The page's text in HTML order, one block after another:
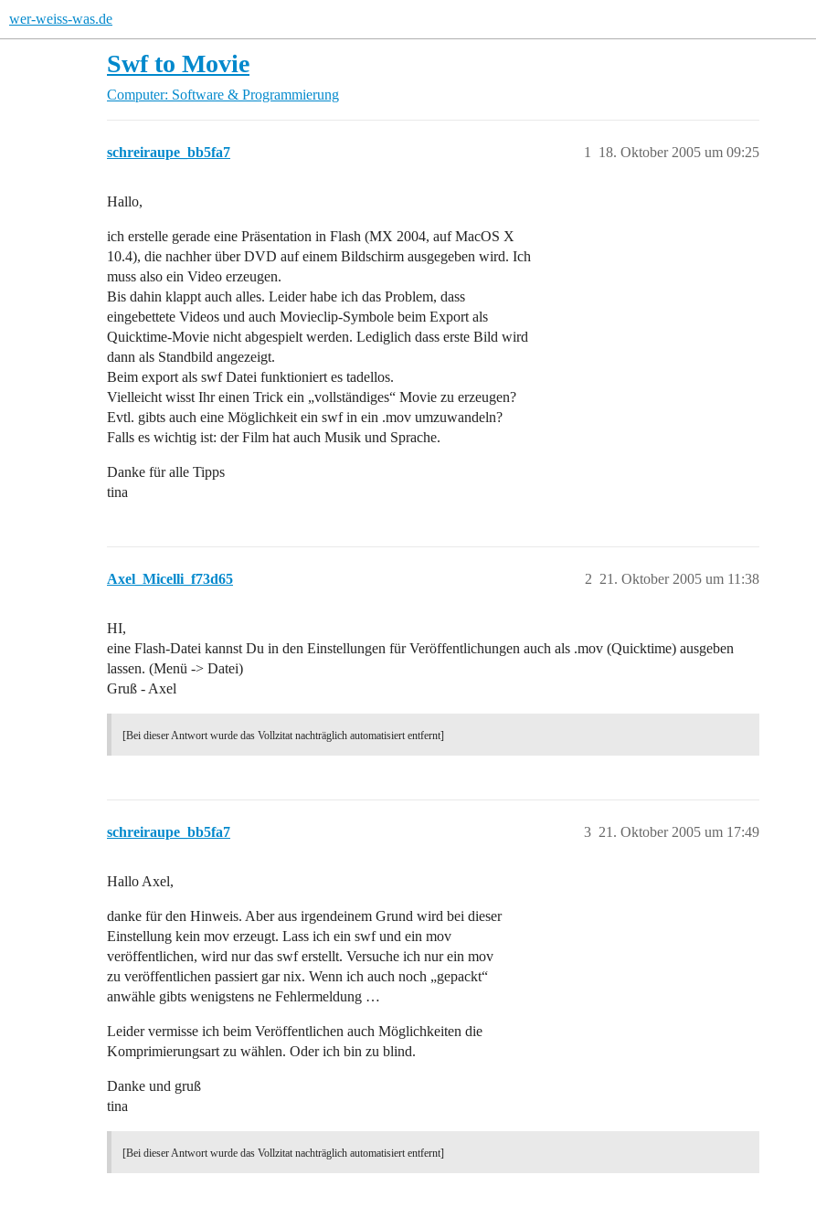
wer-weiss-was.de
Swf to Movie
Computer: Software & Programmierung
schreiraupe_bb5fa7 18. Oktober 2005 um 09:25
1
Hallo,
ich erstelle gerade eine Präsentation in Flash (MX 2004, auf MacOS X
10.4), die nachher über DVD auf einem Bildschirm ausgegeben wird. Ich
muss also ein Video erzeugen.
Bis dahin klappt auch alles. Leider habe ich das Problem, dass
eingebettete Videos und auch Movieclip-Symbole beim Export als
Quicktime-Movie nicht abgespielt werden. Lediglich dass erste Bild wird
dann als Standbild angezeigt.
Beim export als swf Datei funktioniert es tadellos.
Vielleicht wisst Ihr einen Trick ein „vollständiges“ Movie zu erzeugen?
Evtl. gibts auch eine Möglichkeit ein swf in ein .mov umzuwandeln?
Falls es wichtig ist: der Film hat auch Musik und Sprache.
Danke für alle Tipps
tina
Axel_Micelli_f73d65 21. Oktober 2005 um 11:38
2
HI,
eine Flash-Datei kannst Du in den Einstellungen für Veröffentlichungen auch als .mov (Quicktime) ausgeben
lassen. (Menü -> Datei)
Gruß - Axel
[Bei dieser Antwort wurde das Vollzitat nachträglich automatisiert entfernt]
schreiraupe_bb5fa7 21. Oktober 2005 um 17:49
3
Hallo Axel,
danke für den Hinweis. Aber aus irgendeinem Grund wird bei dieser
Einstellung kein mov erzeugt. Lass ich ein swf und ein mov
veröffentlichen, wird nur das swf erstellt. Versuche ich nur ein mov
zu veröffentlichen passiert gar nix. Wenn ich auch noch „gepackt“
anwähle gibts wenigstens ne Fehlermeldung …
Leider vermisse ich beim Veröffentlichen auch Möglichkeiten die
Komprimierungsart zu wählen. Oder ich bin zu blind.
Danke und gruß
tina
[Bei dieser Antwort wurde das Vollzitat nachträglich automatisiert entfernt]